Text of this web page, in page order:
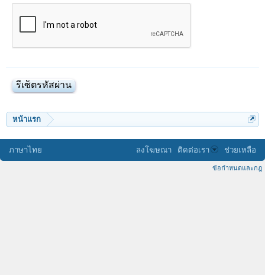
หน้าแรก
ภาษาไทย ลงโฆษณา ติดต่อเรา ช่วยเหลือ
ข้อกำหนดและกฎ